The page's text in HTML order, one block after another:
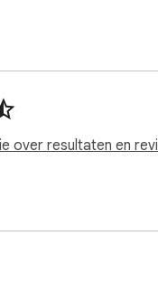
Voeg het weer,
een overzichtelijk
surft, WebCatalog
over resultaten en